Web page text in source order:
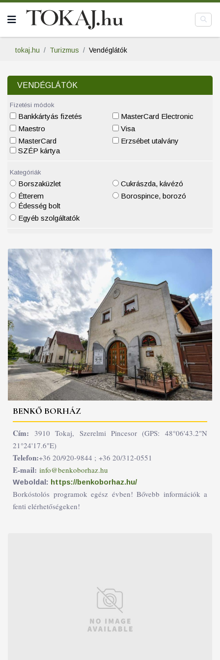
tokaj.hu Turizmus Vendéglátók
VENDÉGLÁTÓK
Fizetési módok
Bankkártyás fizetés
Maestro
MasterCard
MasterCard Electronic
Visa
Erzsébet utalvány
SZÉP kártya
Kategóriák
Borszaküzlet
Étterem
Cukrászda, kávézó
Borospince, borozó
Édesség bolt
Egyéb szolgáltatók
BENKŐ BORHÁZ
Cím: 3910 Tokaj, Szerelmi Pincesor (GPS: 48°06'43.2"N
21°24'17.6"E)
Telefon:+36 20/920-9844 ; +36 20/312-0551
E-mail: info@benkoborhaz.hu
Weboldal: https://benkoborhaz.hu/
Borkóstolós programok egész évben! Bővebb információk a
fenti elérhetőségeken!